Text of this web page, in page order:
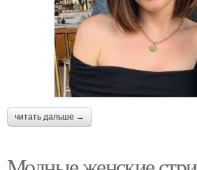
читать дальше →